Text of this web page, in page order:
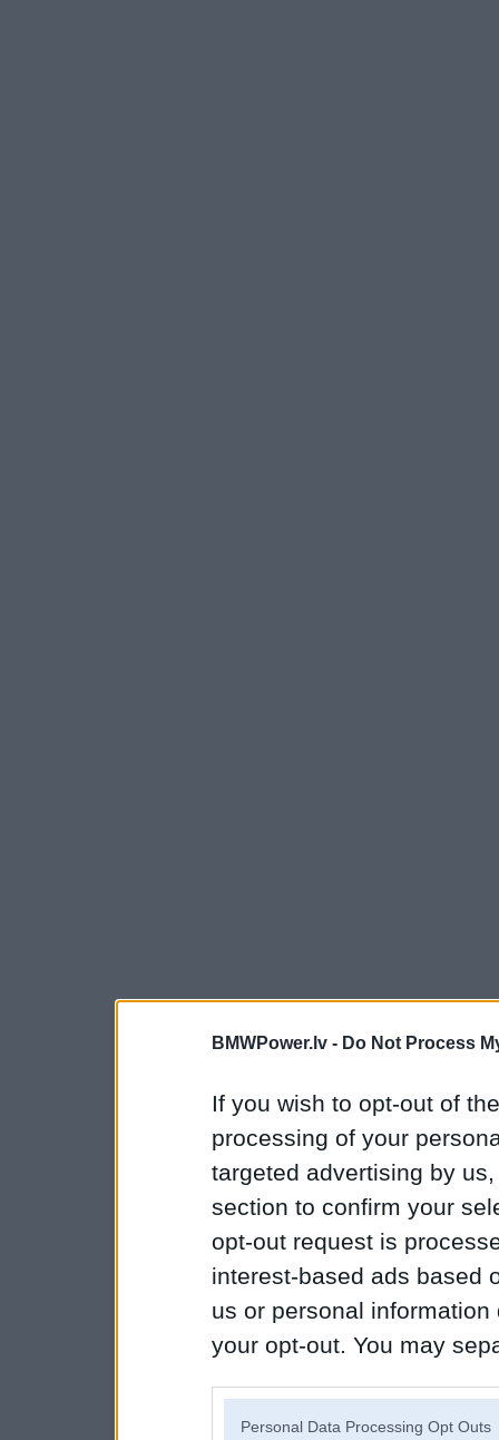
BMWPower.lv - Do Not Process
If you wish to opt-out of
processing of your
targeted advertising by
section to confirm your
opt-out request is
interest-based ads based
us or personal
your opt-out. You may
Personal Data Processing Opt Outs